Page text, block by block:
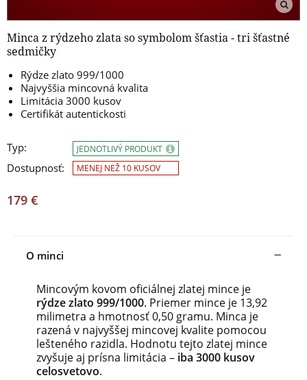
Minca z rýdzeho zlata so symbolom šťastia - tri šťastné
sedmičky
Rýdze zlato 999/1000
Najvyššia mincovná kvalita
Limitácia 3000 kusov
Certifikát autentickosti
Typ:
Dostupnosť:
JEDNOTLIVÝ PRODUKT
MENEJ NEŽ 10 KUSOV
179 €
O minci
Mincovým kovom oficiálnej zlatej mince je
rýdze zlato 999/1000. Priemer mince je 13,92
milimetra a hmotnosť 0,50 gramu. Minca je
razená v najvyššej mincovej kvalite pomocou
lešteného razidla. Hodnotu tejto zlatej mince
zvyšuje aj prísna limitácia – iba 3000 kusov
celosvetovo.